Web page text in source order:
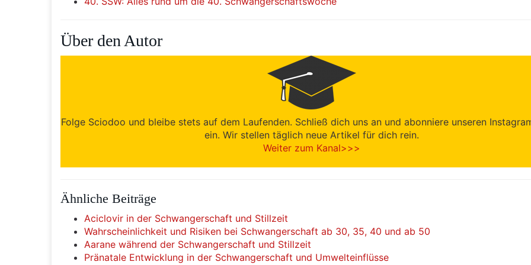
Über den Autor
Folge Sciodoo und bleibe stets auf dem Laufenden. Schließ dich uns an und abonniere unseren
ein. Wir stellen täglich neue Artikel für dich rein.
Weiter zum Kanal>>>
Ähnliche Beiträge
Aciclovir in der Schwangerschaft und Stillzeit
Wahrscheinlichkeit und Risiken bei Schwangerschaft ab 30, 35, 40 und ab 50
Aarane während der Schwangerschaft und Stillzeit
Pränatale Entwicklung in der Schwangerschaft und Umwelteinflüsse